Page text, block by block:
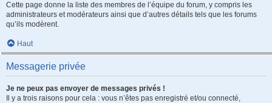
Cette page donne la liste des membres de l’équipe du forum, y compris les
administrateurs et modérateurs ainsi que d’autres détails tels que les forums
qu’ils modèrent.
Haut
Messagerie privée
Je ne peux pas envoyer de messages privés !
Il y a trois raisons pour cela : vous n’êtes pas enregistré et/ou connecté,